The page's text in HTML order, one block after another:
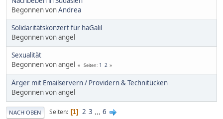
Begonnen vonAndrea
Solidaritätskonzert für haGalil
Begonnen von angel
Sexualität
Begonnen von angel
Seiten 1 2
Ärger mit Emailservern / Providern & Technitücken
Begonnen von angel
NACH OBEN Seiten 1 2 3 ... 6